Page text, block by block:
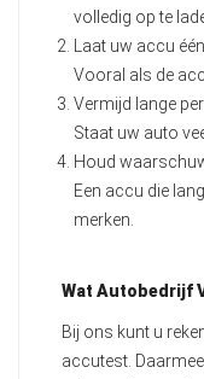
volledig op te
Laat uw accu
Vooral als de
Vermijd lange
Staat uw auto
Houd
Een accu die
merken.
Wat Autobedrijf
Bij ons kunt u
accutest.